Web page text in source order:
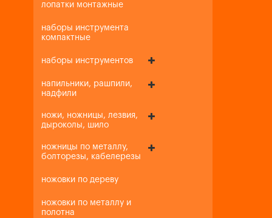
лопатки монтажные
наборы инструмента
компактные
наборы инструментов
напильники, рашпили,
надфили
ножи, ножницы, лезвия,
дыроколы, шило
ножницы по металлу,
болторезы, кабелерезы
ножовки по дереву
ножовки по металлу и
полотна